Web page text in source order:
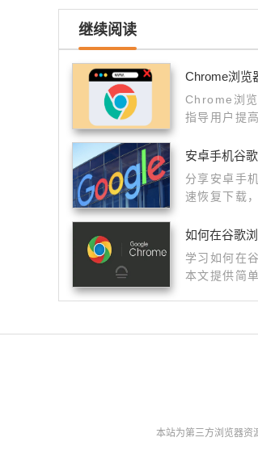
继续阅读
Chrome浏览
Chrome浏
指导用户提
安卓手机谷
分享安卓手
速恢复下载
如何在谷歌
学习如何在
本文提供简
本站为第三方浏览器资